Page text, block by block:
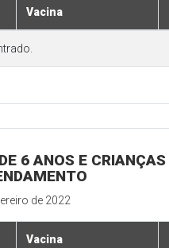
Vacina
6 ANOS E
de 2022
Vacina